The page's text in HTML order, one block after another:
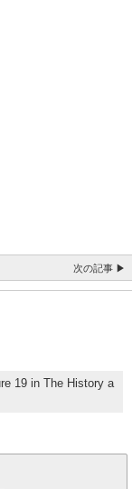
次の記事 ▶
19 in The History a